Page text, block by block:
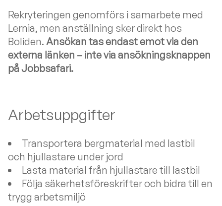
Rekryteringen genomförs i samarbete med
Lernia, men anställning sker direkt hos
Boliden. Ansökan tas endast emot via den
externa länken – inte via ansökningsknappen
på Jobbsafari.
Arbetsuppgifter
Transportera bergmaterial med lastbil
och hjullastare under jord
Lasta material från hjullastare till lastbil
Följa säkerhetsföreskrifter och bidra till en
trygg arbetsmiljö